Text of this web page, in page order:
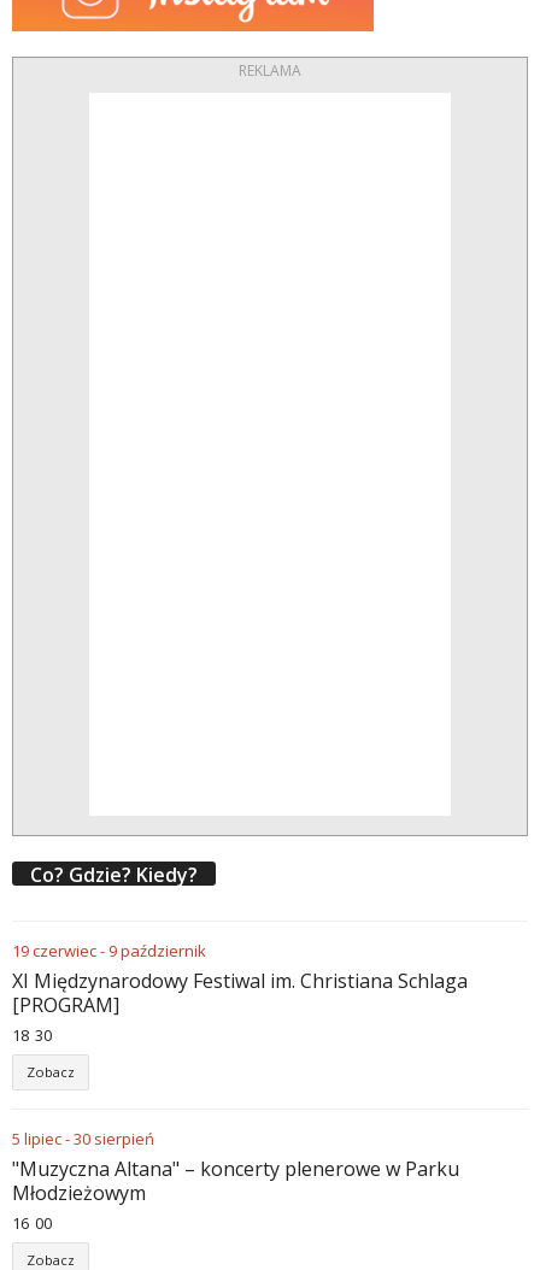
REKLAMA
Co? Gdzie? Kiedy?
19czerwiec- 9październik
XI Międzynarodowy Festiwal im. Christiana Schlaga
[PROGRAM]
18 30
Zobacz
5 lipiec-30 sierpień
"Muzyczna Altana" – koncerty plenerowe w Parku
Młodzieżowym
16 00
Zobacz